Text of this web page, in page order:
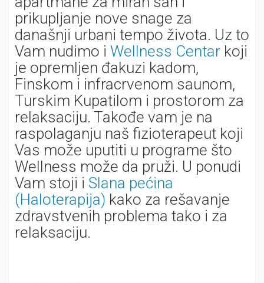
prikupljanje nove snage za
današnji urbani tempo života. Uz to
Vam nudimo i Wellness Centar koji
je opremljen đakuzi kadom,
Finskom i infracrvenom saunom,
Turskim Kupatilom i prostorom za
relaksaciju. Takođe vam je na
raspolaganju naš fizioterapeut koji
Vas može uputiti u programe što
Wellness može da pruži. U ponudi
Vam stoji i Slana pećina
(Haloterapija) kako za rešavanje
zdravstvenih problema tako i za
relaksaciju.